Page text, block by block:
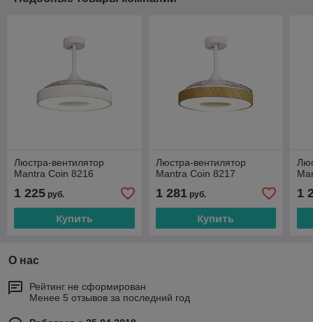
Люстра-вентилятор
Mantra Coin 8216
1 225 руб.
Купить
Люстра-вентилятор
Mantra Coin 8217
1 281руб.
Купить
1
О нас
Рейтинг не сформирован
Менее 5 отзывов за последний год